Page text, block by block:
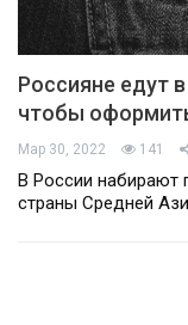
Россияне едут
чтобы
Мар 30, 2022 141
В России набирают
страны Средней